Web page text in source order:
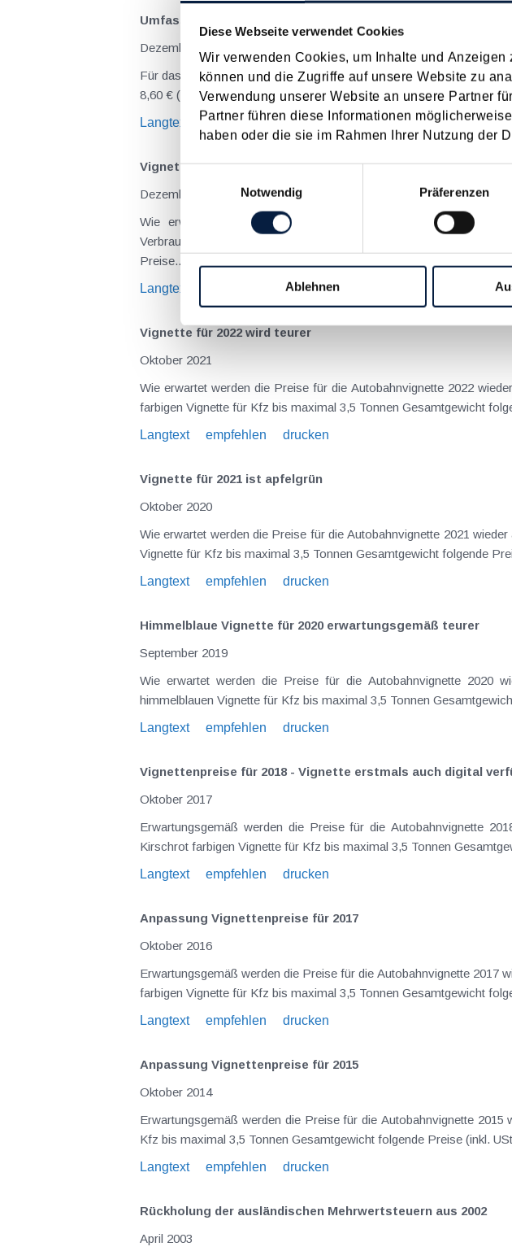
Diese Webseite verwendet Cookies
Wir verwenden Cookies, um Inhalte und
können und die Zugriffe auf unsere Website zu
Verwendung unserer Website an unsere Partner
Partner führen diese Informationen
haben oder die sie im Rahmen Ihrer Nutzung der
Notwendig
Präferenzen
Ablehnen
Umfassende Neuerungen bei der Vignette für 2024
Dezember 2023
Für das Jahr 2024 kommt es zu mehreren Neuerungen bei der
8,60 € (die 1-Tages-Vignette gibt es ausschließlich digital). Neu ist
Langtext
empfehlen drucken
Vignette für 2023 wird teurer
Dezember 2022
Wie erwartet werden die Preise für die Autobahnvignette
Verbraucherpreisindex). Im Einzelnen gelten für den Erwerb der
Preise...
Langtext
drucken
Vignette für 2022 wird teurer
Oktober 2021
Wie erwartet werden die Preise für die Autobahnvignette 2022
Langtext
empfehlen drucken
Vignette für 2021 ist apfelgrün
Oktober 2020
Wie erwartet werden die Preise für die Autobahnvignette 2021
Langtext
empfehlen drucken
Himmelblaue Vignette für 2020 erwartungsgemäß teurer
September 2019
Wie erwartet werden die Preise für die Autobahnvignette 2020 wieder angehoben, diesmal um 2,1% . Im Einzelnen gelten für den Erwerb der
Langtext
empfehlen drucken
Vignettenpreise für 2018 - Vignette erstmals auch digital
Oktober 2017
Erwartungsgemäß werden die Preise für die Autobahnvignette 2018 wieder angehoben, diesmal um 1% . Im Einzelnen gelten für den Erwerb der
Langtext
empfehlen drucken
Anpassung Vignettenpreise für 2017
Oktober 2016
Erwartungsgemäß werden die Preise für die Autobahnvignette 2017 wieder angehoben, diesmal um 0,8% . Im Einzelnen gelten für den Erwerb der Türkis
farbigen
Langtext
empfehlen drucken
Anpassung Vignettenpreise für 2015
Oktober 2014
Erwartungsgemäß werden die Preise für die Autobahnvignette 2015 wieder angehoben. Im Einzelnen gelten für den Erwerb der azurblauen Vignette für
Langtext
empfehlen drucken
Rückholung der ausländischen Mehrwertsteuern aus 2002
April 2003